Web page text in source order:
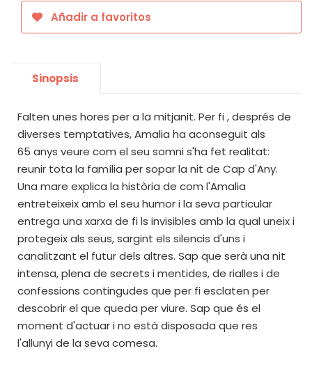
Añadir a favoritos
Sinopsis
Falten unes hores per a la mitjanit. Per fi , després de
diverses temptatives, Amalia ha aconseguit als
65 anys veure com el seu somni s'ha fet realitat:
reunir tota la família per sopar la nit de Cap d'Any.
Una mare explica la història de com l'Amalia
entreteixeix amb el seu humor i la seva particular
entrega una xarxa de fi ls invisibles amb la qual uneix i
protegeix als seus, sargint els silencis d'uns i
canalitzant el futur dels altres. Sap que serà una nit
intensa, plena de secrets i mentides, de rialles i de
confessions contingudes que per fi esclaten per
descobrir el que queda per viure. Sap que és el
moment d'actuar i no està disposada que res
l'allunyi de la seva comesa.